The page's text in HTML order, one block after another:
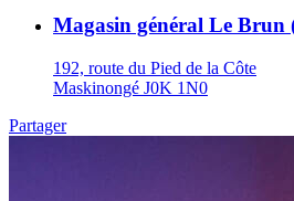
Magasin général Le Brun
192, route du Pied de la Côte
Maskinongé J0K 1N0
Partager